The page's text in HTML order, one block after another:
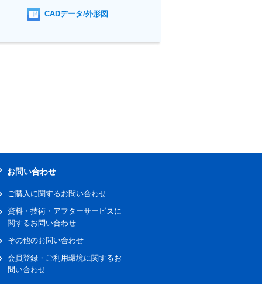
CADデータ/外形図
お問い合わせ
ご購入に関するお問い合わせ
資料・技術・アフターサービスに
関するお問い合わせ
その他のお問い合わせ
会員登録・ご利用環境に関するお
問い合わせ